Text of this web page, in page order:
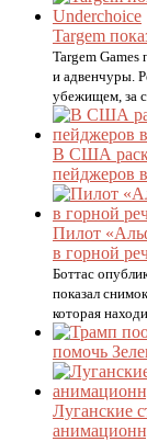
Targem
Targem Games
и адвенчуры.
убежищем, за
В США
пейджеров
Пилот
в горной
Боттас
показал
которая
помочь
Луганские